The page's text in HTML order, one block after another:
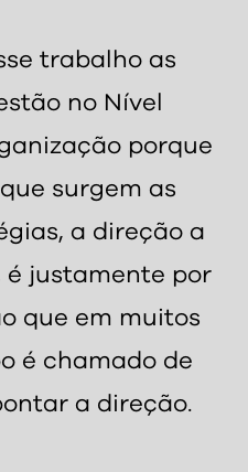
trabalho as
no Nível
porque
surgem as
a direção a
é justamente por
que em muitos
é chamado de
a direção.